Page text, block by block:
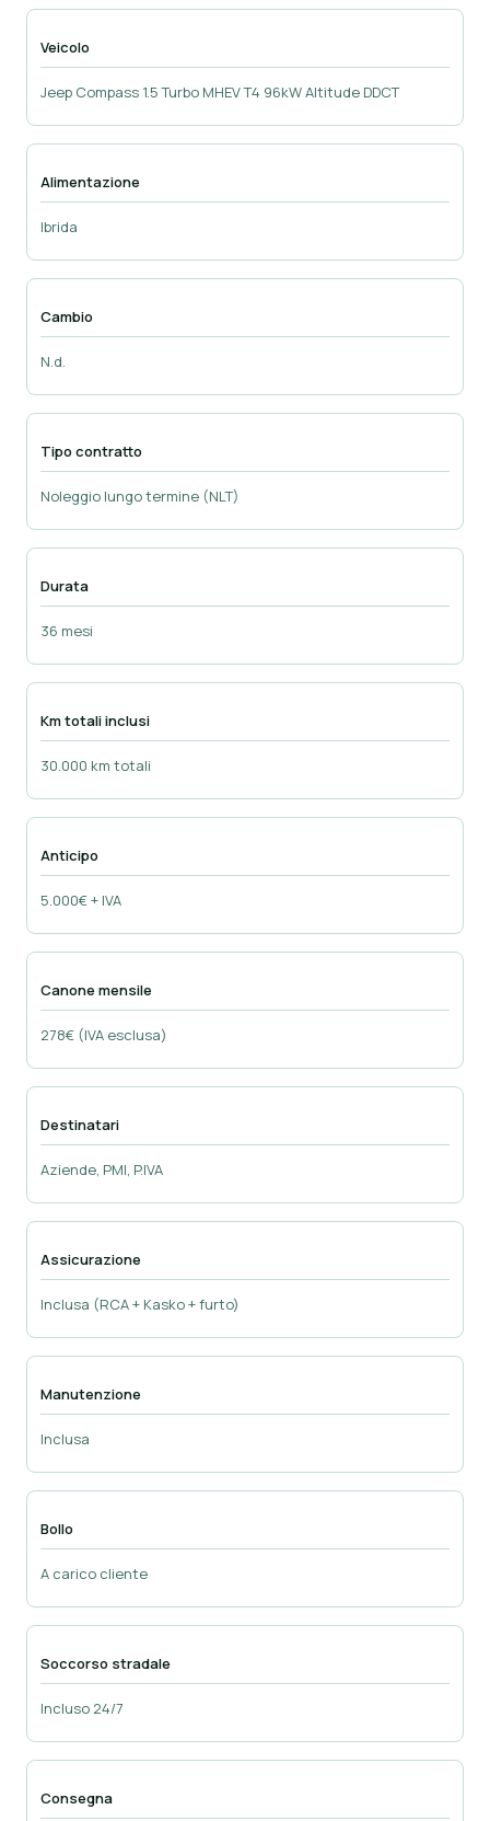
Veicolo
Jeep Compass 1.5 Turbo MHEV T4 96kW Altitude DDCT
Alimentazione
Ibrida
Cambio
N.d.
Tipo contratto
Noleggio lungo termine (NLT)
Durata
36 mesi
Km totali inclusi
30.000 km totali
Anticipo
5.000€ + IVA
Canone mensile
278€ (IVA esclusa)
Destinatari
Aziende, PMI, P.IVA
Assicurazione
Inclusa (RCA + Kasko + furto)
Manutenzione
Inclusa
Bollo
A carico cliente
Soccorso stradale
Incluso 24/7
Consegna